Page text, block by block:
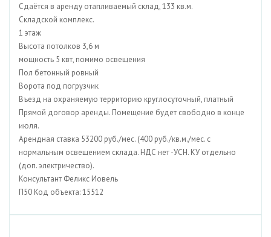
Сдаётся в аренду отапливаемый склад, 133 кв.м.
Складской комплекс.
1 этаж
Высота потолков 3,6 м
мощность 5 квт, помимо освещения
Пол бетонный ровный
Ворота под погрузчик
Въезд на охраняемую территорию круглосуточный, платный
Прямой договор аренды. Помещение будет свободно в конце
июля.
Арендная ставка 53200 руб./мес. (400 руб./кв.м./мес. с
нормальным освещением склада. НДС нет -УСН. КУ отдельно
(доп. электричество).
Консультант Феликс Иовель
П50 Код объекта: 15512